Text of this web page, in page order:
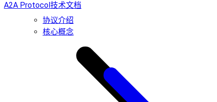
协议介绍
核心概念
A2A Protocol技术文档